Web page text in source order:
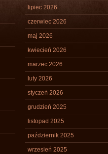
lipiec 2026
czerwiec 2026
maj 2026
kwiecień 2026
marzec 2026
luty 2026
styczeń 2026
grudzień 2025
listopad 2025
październik 2025
wrzesień 2025